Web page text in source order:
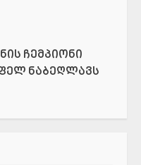
ჩემპიონი
ნაბეღლავს